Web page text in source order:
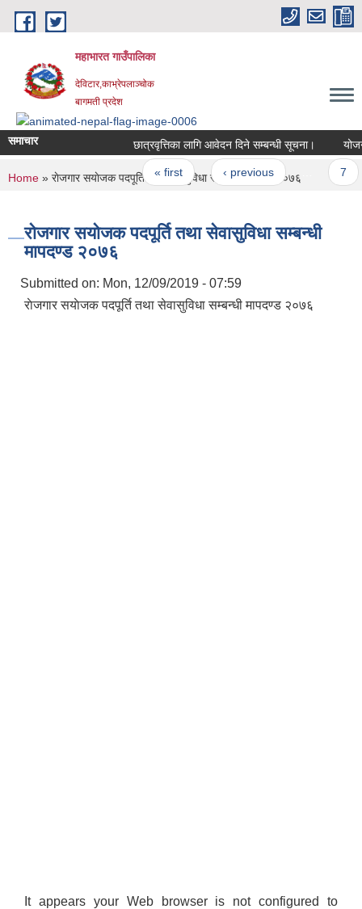
Skip to main content
महाभारत गाउँपालिका
देविटार,काभ्रेपलाञ्चोक
बागमती प्रदेश
समाचार छात्रवृत्तिका लागि आवेदन दिने सम्बन्धी सूचना।
Pages
« first ‹ previous …
You are here
Home » राेजगार स‌याेजक पदपूर्ति तथा सेवासुविधा सम्बन्धी मापदण्ड २०७६
राेजगार स‌याेजक पदपूर्ति तथा सेवासुविधा सम्बन्धी
मापदण्ड २०७६
Submitted on: Mon, 12/09/2019 - 07:59
राेजगार स‌याेजक पदपूर्ति तथा सेवासुविधा सम्बन्धी मापदण्ड २०७६
It appears your Web browser is not configured to